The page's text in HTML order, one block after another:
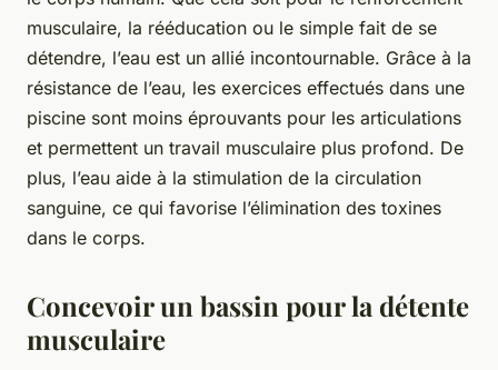
musculaire, la rééducation ou le simple fait de se
détendre, l’eau est un allié incontournable. Grâce à la
résistance de l’eau, les exercices effectués dans une
piscine sont moins éprouvants pour les articulations
et permettent un travail musculaire plus profond. De
plus, l’eau aide à la stimulation de la circulation
sanguine, ce qui favorise l’élimination des toxines
dans le corps.
Concevoir un bassin pour la détente
musculaire